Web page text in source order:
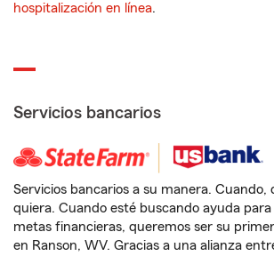
hospitalización en línea.
Servicios bancarios
Servicios bancarios a su manera. Cuando,
quiera. Cuando esté buscando ayuda
metas financieras, queremos ser su
en Ranson, WV. Gracias a una alianza